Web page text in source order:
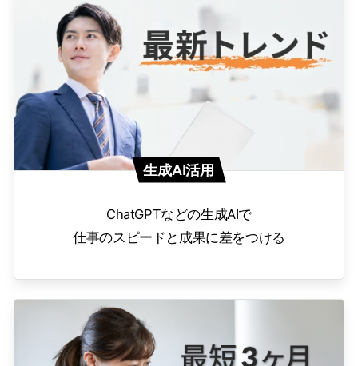
生成AI活用
ChatGPTなどの生成AIで
仕事のスピードと成果に差をつける